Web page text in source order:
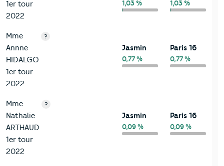
1er tour
2022
1,03 % 1,03 %
Mme
Annne
HIDALGO
1er tour
2022
?
Jasmin
0,77 %
Paris 16
0,77 %
Mme
Nathalie
ARTHAUD
1er tour
2022
?
Jasmin
0,09 %
Paris 16
0,09 %